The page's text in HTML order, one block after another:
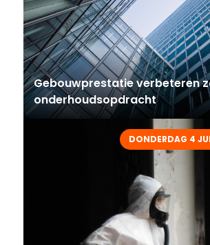
Gebouwprestatie verbeteren
onderhoudsopdracht
DONDERDAG 4